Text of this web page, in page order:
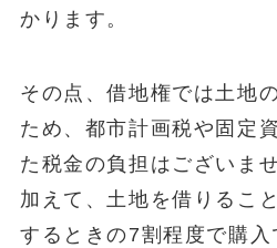
かります。
その点、借地権では土地
ため、都市計画税や固定
た税金の負担はございませ
加えて、土地を借りるこ
するときの7割程度で購